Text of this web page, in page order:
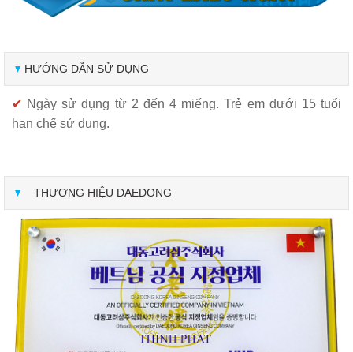
HƯỚNG DẪN SỬ DỤNG
✔ Ngày sử dụng từ 2 đến 4 miếng. Trẻ em dưới 15 tuổi
hạn chế sử dụng.
THƯƠNG HIỆU DAEDONG